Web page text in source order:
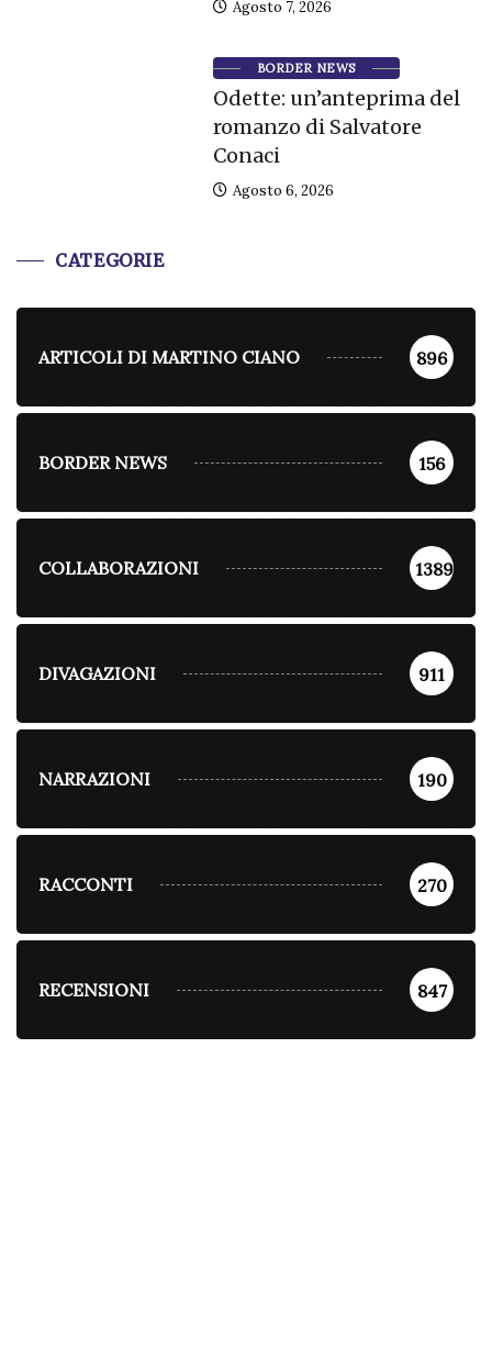
Agosto 7, 2026
BORDER NEWS
Odette: un’anteprima del
romanzo di Salvatore
Conaci
Agosto 6, 2026
CATEGORIE
ARTICOLI DI MARTINO CIANO 896
BORDER NEWS 156
COLLABORAZIONI 1389
DIVAGAZIONI 911
NARRAZIONI 190
RACCONTI 270
RECENSIONI 847